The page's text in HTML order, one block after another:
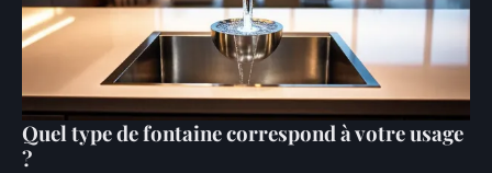
Quel type de fontaine correspond à votre usage
?